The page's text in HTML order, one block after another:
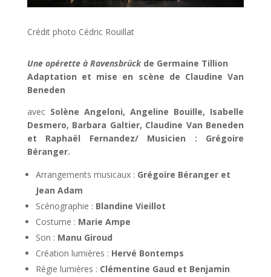
Crédit photo Cédric Rouillat
Une opérette à Ravensbrückde Germaine Tillion
Adaptation et mise en scène de Claudine Van
Beneden
avec Solène Angeloni, Angeline Bouille, Isabelle
Desmero, Barbara Galtier, Claudine Van Beneden
et Raphaël Fernandez/ Musicien : Grégoire
Béranger.
Arrangements musicaux : Grégoire Béranger et
Jean Adam
Scénographie : Blandine Vieillot
Costume : Marie Ampe
Son : Manu Giroud
Création lumières : Hervé Bontemps
Régie lumières : Clémentine Gaud et Benjamin